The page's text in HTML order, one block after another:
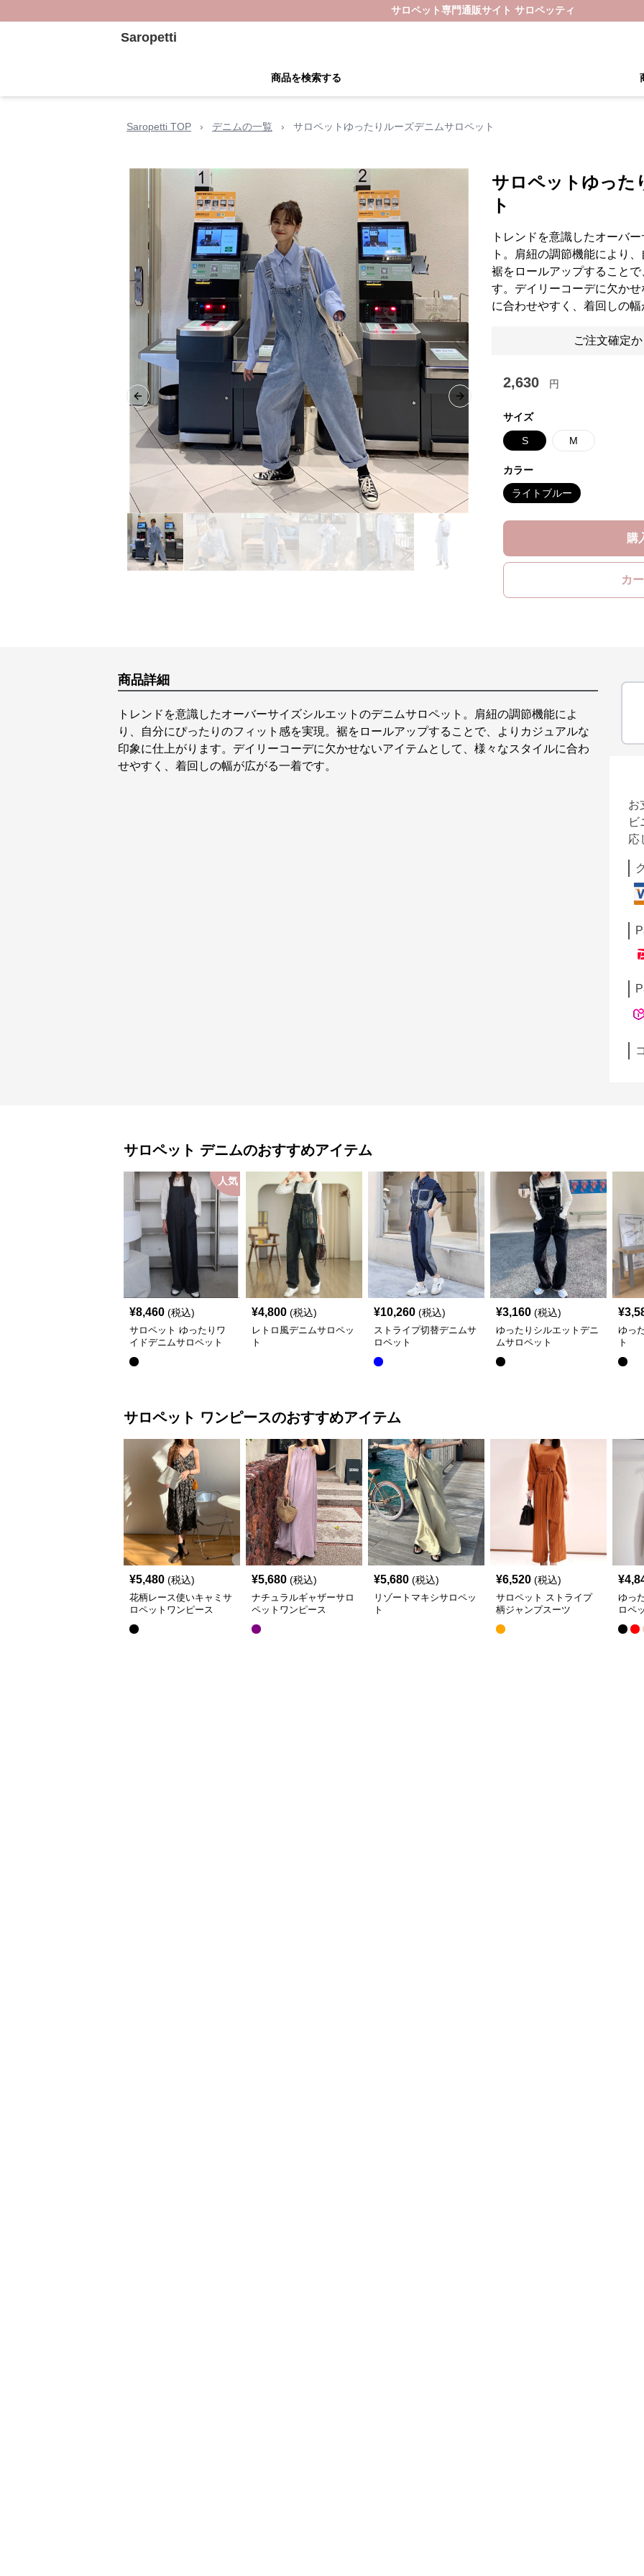
サロペット専門通販サイト サロペッティ
Saropetti
商品を検索する
Saropetti TOP › デニムの一覧 › サロペットゆったりルーズデニムサロペット
Previous slide Next slide
サロペットゆった
ト
トレンドを意識したオーバ
ト。肩紐の調節機能により
裾をロールアップすること
す。デイリーコーデに欠か
に合わせやすく、着回しの幅
ご注文確定
2,630 円
サイズ
S M
カラー
ライトブルー
購
カ
商品詳細
トレンドを意識したオーバーサイズシルエットのデニムサロペット。肩紐の調節機能によ
り、自分にぴったりのフィット感を実現。裾をロールアップすることで、よりカジュアルな
印象に仕上がります。デイリーコーデに欠かせないアイテムとして、様々なスタイルに合わ
せやすく、着回しの幅が広がる一着です。
お
ビ
応
サロペット デニムのおすすめアイテム
人気
¥8,460 (税込)
サロペット ゆったりワ
イドデニムサロペット
¥4,800 (税込)
レトロ風デニムサロペッ
ト
¥10,260 (税込)
ストライプ切替デニムサ
ロペット
¥3,160 (税込)
ゆったりシルエットデニ
ムサロペット
¥
ゆっ
ト
サロペット ワンピースのおすすめアイテム
¥5,480 (税込)
花柄レース使いキャミサ
ロペットワンピース
¥5,680 (税込)
ナチュラルギャザーサロ
ペットワンピース
¥5,680 (税込)
リゾートマキシサロペッ
ト
¥6,520 (税込)
サロペット ストライプ
柄ジャンプスーツ
¥
ゆっ
ロペ